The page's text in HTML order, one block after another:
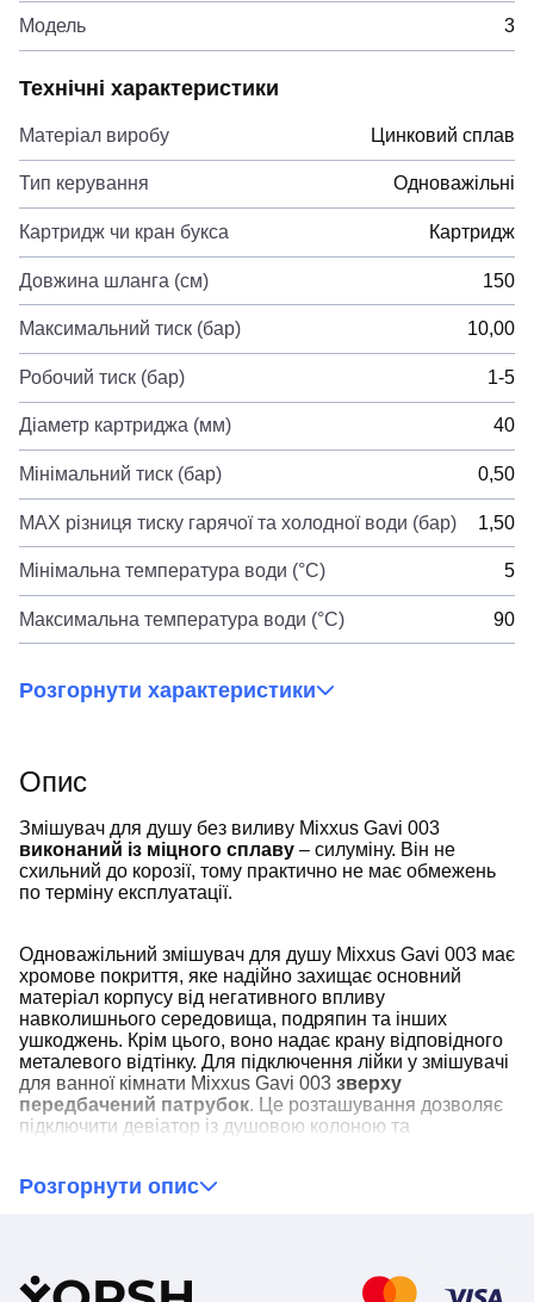
Модель 3
Технічні характеристики
Матеріал виробу Цинковий сплав
Тип керування Одноважільні
Картридж чи кран букса Картридж
Довжина шланга (см) 150
Максимальний тиск (бар) 10,00
Робочий тиск (бар) 1-5
Діаметр картриджа (мм) 40
Мінімальний тиск (бар) 0,50
MAX різниця тиску гарячої та холодної води (бар) 1,50
Мінімальна температура води (°C) 5
Максимальна температура води (°C) 90
Розгорнути характеристики
Опис
Змішувач для душу без виливу Mixxus Gavi 003
виконаний із міцного сплаву – силуміну. Він не
схильний до корозії, тому практично не має обмежень
по терміну експлуатації.
Одноважільний змішувач для душу Mixxus Gavi 003 має
хромове покриття, яке надійно захищає основний
матеріал корпусу від негативного впливу
навколишнього середовища, подряпин та інших
ушкоджень. Крім цього, воно надає крану відповідного
металевого відтінку. Для підключення лійки у змішувачі
для ванної кімнати Mixxus Gavi 003 зверху
передбачений патрубок. Це розташування дозволяє
підключити девіатор із душовою колоною та
управління потрібно звикнути. Особливо, якщо
раніше користувалися лише двовентильною
Розгорнути опис